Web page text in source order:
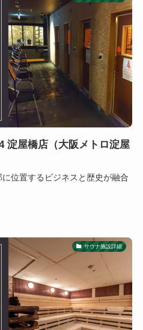
淀屋橋店（大阪メトロ淀屋
位置するビジネスと歴史が融合
サウナ施設詳細